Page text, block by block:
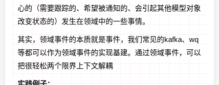
心的（需要跟踪的、希望被通知的、会引起其他模型对象
改变状态的）发生在领域中的一些事情。
其实，领域事件的本质就是事件，我们常见的kafka、wq
等都可以作为领域事件的实现基建。通过领域事件，可以
把很轻松两个限界上下文解耦